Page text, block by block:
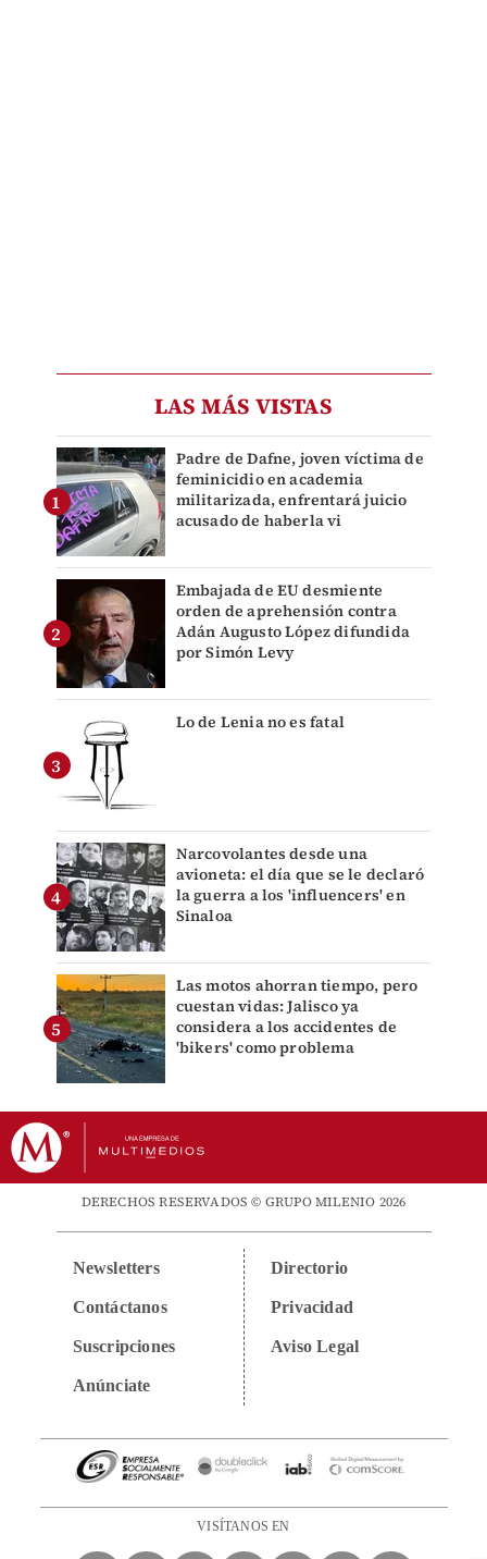
LAS MÁS VISTAS
Padre de Dafne, joven víctima de
feminicidio en academia
militarizada, enfrentará juicio
acusado de haberla vi
Embajada de EU desmiente
orden de aprehensión contra
Adán Augusto López difundida
por Simón Levy
Lo de Lenia no es fatal
Narcovolantes desde una
avioneta: el día que se le declaró
la guerra a los 'influencers' en
Sinaloa
Las motos ahorran tiempo, pero
cuestan vidas: Jalisco ya
considera a los accidentes de
'bikers' como problema
DERECHOS RESERVADOS © GRUPO MILENIO 2026
Newsletters
Contáctanos
Suscripciones
Anúnciate
Directorio
Privacidad
Aviso Legal
VISÍTANOS EN